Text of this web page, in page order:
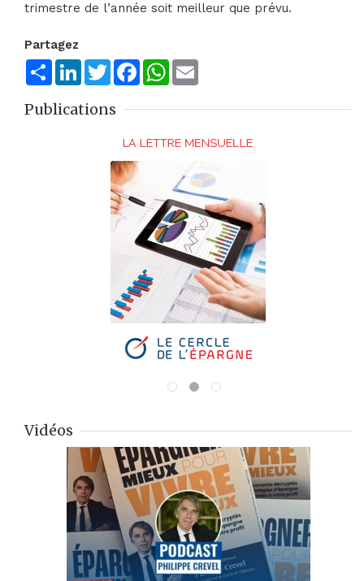
trimestre de l’année soit meilleur que prévu.
Partagez
ShareLinkedInTwitterFacebookWhatsApp
Publications
Vidéos